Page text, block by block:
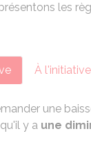
les
À
une
y a une